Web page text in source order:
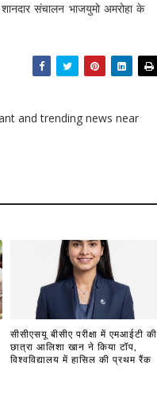
संचालन भाजयुमो अमरोहा के
and trending news near
सीसीएसयू बीसीए परीक्षा में एमआईटी की
छात्रा आलिशा खान ने किया टॉप,
विश्वविद्यालय में हासिल की प्रथम रैंक